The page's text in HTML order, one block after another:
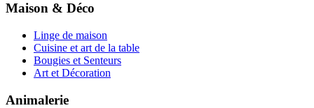
Maison & Déco
Linge de maison
Cuisine et art de la table
Bougies et Senteurs
Art et Décoration
Animalerie